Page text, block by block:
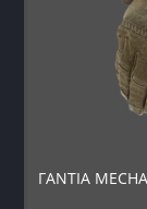
ΓΑΝΤΙΑ